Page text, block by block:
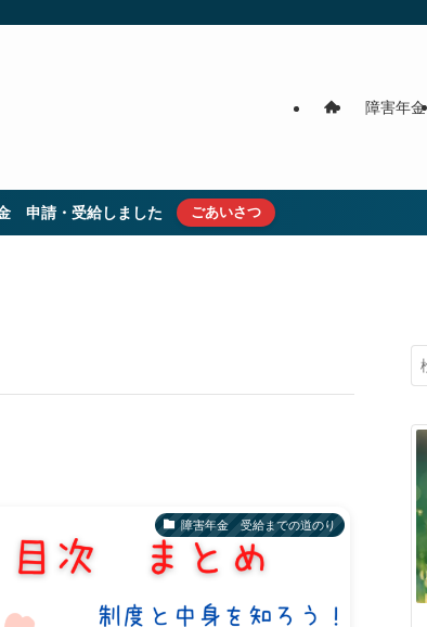
障害年金
申請・受給しました ごあいさつ
障害年金 受給までの道のり